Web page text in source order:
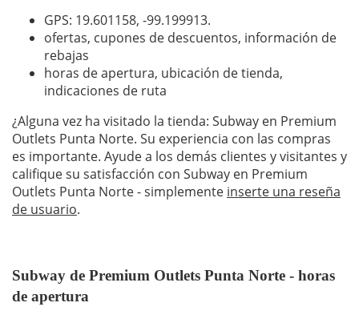
GPS: 19.601158, -99.199913.
ofertas, cupones de descuentos, información de
rebajas
horas de apertura, ubicación de tienda,
indicaciones de ruta
¿Alguna vez ha visitado la tienda: Subway en Premium
Outlets Punta Norte. Su experiencia con las compras
es importante. Ayude a los demás clientes y visitantes y
califique su satisfacción con Subway en Premium
Outlets Punta Norte - simplemente inserte una reseña
de usuario.
Subway de Premium Outlets Punta Norte - horas
de apertura